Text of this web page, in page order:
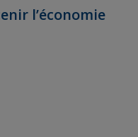
l’économie